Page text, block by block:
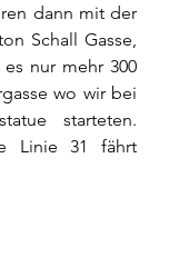
dann mit der
Schall Gasse,
nur mehr 300
wo wir bei
starteten.
Linie 31 fährt